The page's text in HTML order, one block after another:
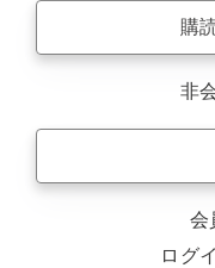
購
非
会
ログ